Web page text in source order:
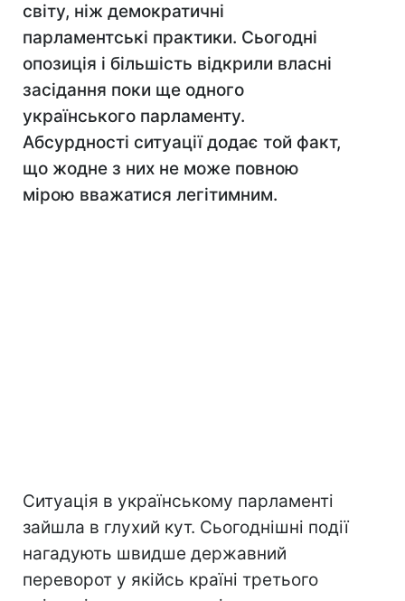
світу, ніж демократичні
парламентські практики. Сьогодні
опозиція і більшість відкрили власні
засідання поки ще одного
українського парламенту.
Абсурдності ситуації додає той факт,
що жодне з них не може повною
мірою вважатися легітимним.
Ситуація в українському парламенті
зайшла в глухий кут. Сьогоднішні події
нагадують швидше державний
переворот у якійсь країні третього